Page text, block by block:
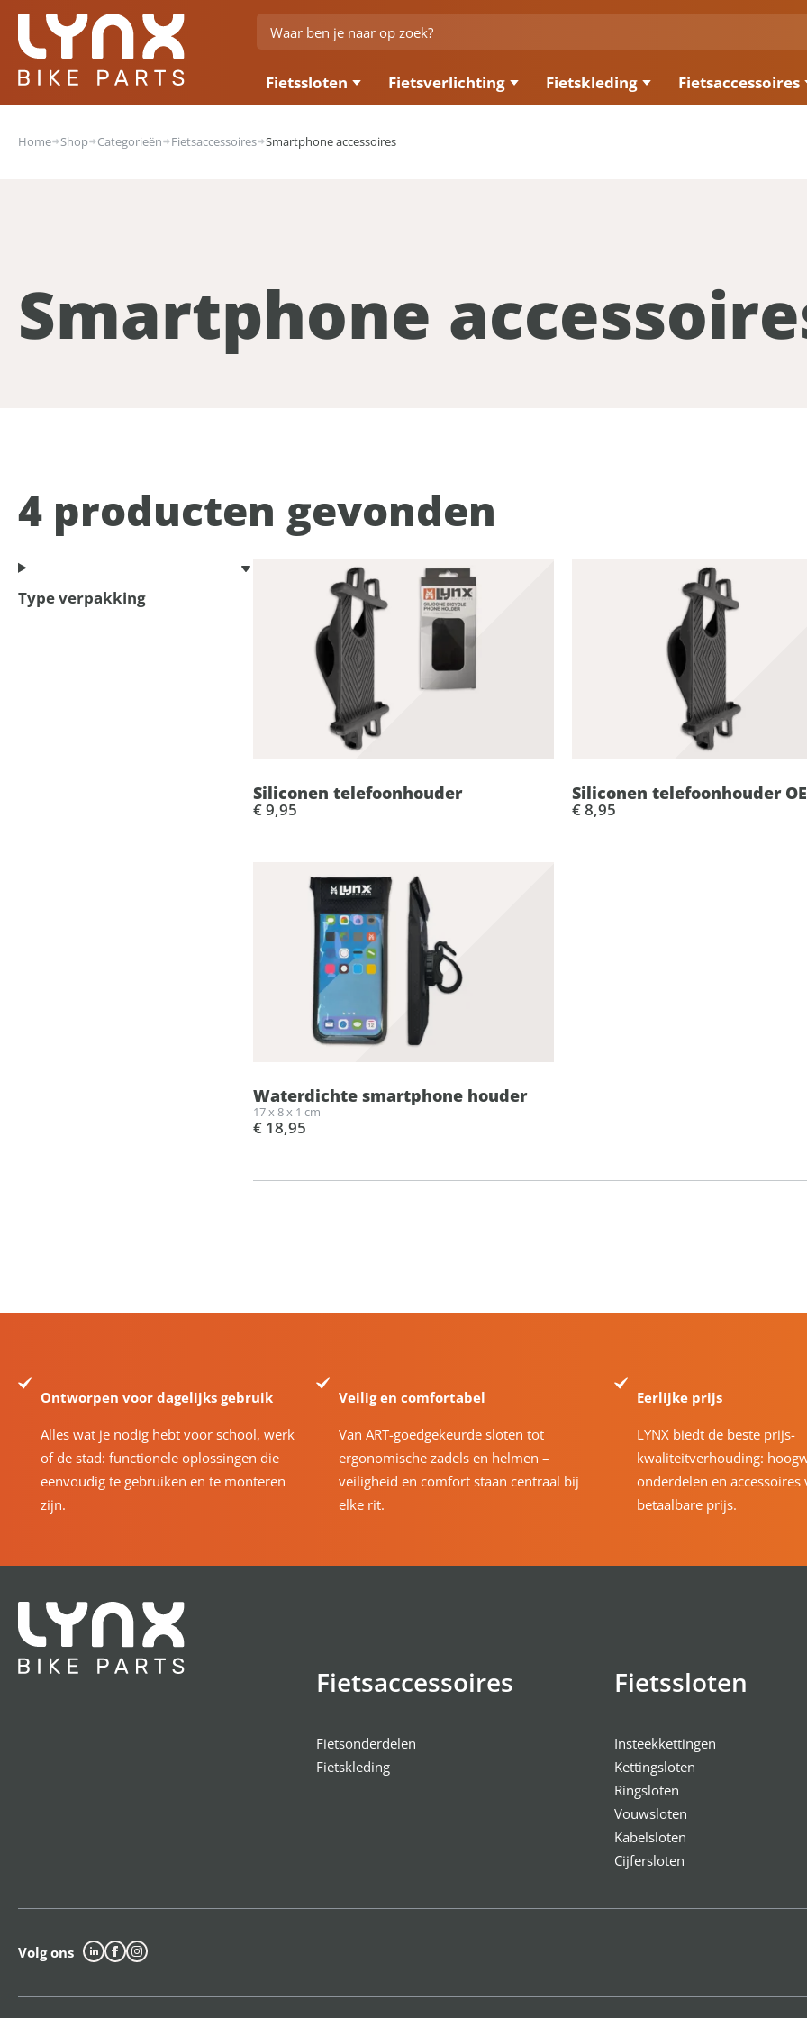
Fietssloten Fietsverlichting Fietskleding Fietsaccessoires
Home Shop Categorieën Fietsaccessoires Smartphone accessoires
Smartphone
4 producten gevonden
Type verpakking
Siliconen telefoonhouder
€ 9,95
Siliconen telefoonhouder
€ 8,95
Waterdichte smartphone houder
17 x 8 x 1 cm
€ 18,95
Ontworpen voor dagelijks gebruik
Alles wat je nodig hebt voor school, werk
of de stad: functionele oplossingen die
eenvoudig te gebruiken en te monteren
zijn.
Veilig en comfortabel
Van ART-goedgekeurde sloten tot
ergonomische zadels en helmen –
veiligheid en comfort staan centraal bij
elke rit.
Eerlijke prijs
LYNX biedt de beste prijs-
kwaliteitverhouding:
onderdelen en accessoires
betaalbare prijs.
Fietsaccessoires
Fietsonderdelen
Fietskleding
Fietssloten
Insteekkettingen
Kettingsloten
Ringsloten
Vouwsloten
Kabelsloten
Cijfersloten
Volg ons